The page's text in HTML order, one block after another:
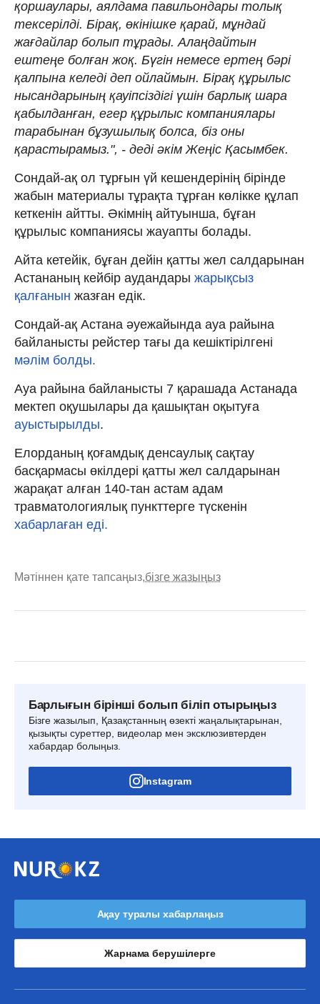
қоршаулары, аялдама павильондары толық
тексерілді. Бірақ, өкінішке қарай, мұндай
жағдайлар болып тұрады. Алаңдайтын
ештеңе болған жоқ. Бүгін немесе ертең бәрі
қалпына келеді деп ойлаймын. Бірақ құрылыс
нысандарының қауіпсіздігі үшін барлық шара
қабылданған, егер құрылыс компаниялары
тарабынан бұзушылық болса, біз оны
қарастырамыз.", - деді әкім Жеңіс Қасымбек.
Сондай-ақ ол тұрғын үй кешендерінің бірінде
жабын материалы тұрақта тұрған көлікке құлап
кеткенін айтты. Әкімнің айтуынша, бұған
құрылыс компаниясы жауапты болады.
Айта кетейік, бұған дейін қатты жел салдарынан
Астананың кейбір аудандары жарықсыз
қалғанын жазған едік.
Сондай-ақ Астана әуежайында ауа райына
байланысты рейстер тағы да кешіктірілгені
мәлім болды.
Ауа райына байланысты 7 қарашада Астанада
мектеп оқушылары да қашықтан оқытуға
ауыстырылды.
Елорданың қоғамдық денсаулық сақтау
басқармасы өкілдері қатты жел салдарынан
жарақат алған 140-тан астам адам
травматологиялық пункттерге түскенін
хабарлаған еді.
Мәтіннен қате тапсаңыз,бізге жазыңыз
Барлығын бірінші болып біліп отырыңыз
Бізге жазылып, Қазақстанның өзекті жаңалықтарынан,
қызықты суреттер, видеолар мен эксклюзивтерден
хабардар болыңыз.
Instagram
Ақау туралы хабарлаңыз
Жарнама берушілерге